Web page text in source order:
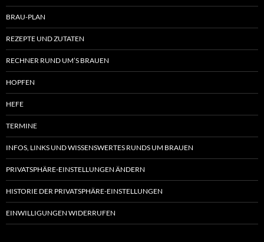
BRAU-PLAN
REZEPTE UND ZUTATEN
RECHNER RUND UM’S BRAUEN
HOPFEN
HEFE
TERMINE
INFOS, LINKS UND WISSENSWERTES RUNDS UM BRAUEN
PRIVATSPHÄRE-EINSTELLUNGEN ÄNDERN
HISTORIE DER PRIVATSPHÄRE-EINSTELLUNGEN
EINWILLIGUNGEN WIDERRUFEN